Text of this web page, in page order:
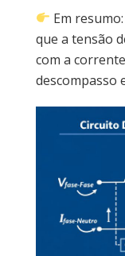
Em
que a tensão
com a
descompasso